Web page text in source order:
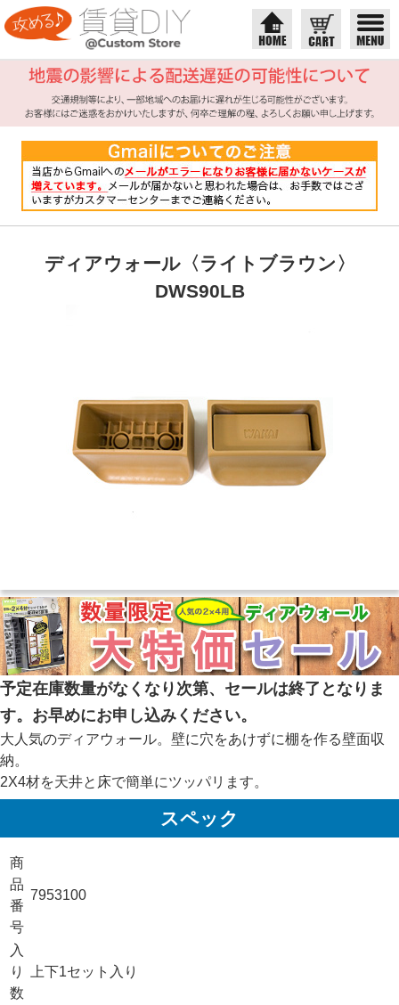
ディアウォール〈ライトブラウン〉
DWS90LB
予定在庫数量がなくなり次第、セールは終了となりま
す。お早めにお申し込みください。
大人気のディアウォール。壁に穴をあけずに棚を作る壁面収
納。
2X4材を天井と床で簡単にツッパリます。
スペック
商
品
番
号
7953100
入
り
数
上下1セット入り